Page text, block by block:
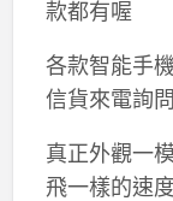
款都有喔
各款智能手
信貨來電詢問
真正外觀一
飛一樣的速